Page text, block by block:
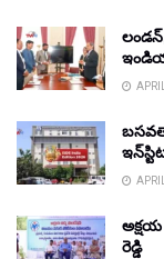
రెడ్డి